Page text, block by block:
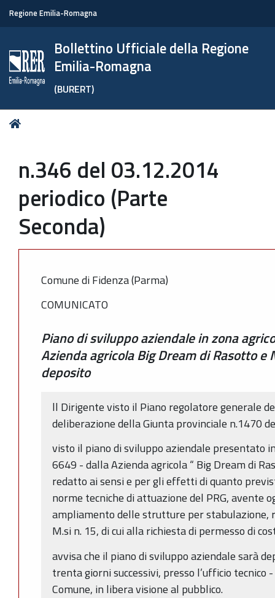
Regione Emilia-Romagna
Bollettino Ufficiale della Regione
Emilia-Romagna
(BURERT)
Tu
n.346 del 03.12.2014
periodico (Parte
Seconda)
Comune di Fidenza (Parma)
COMUNICATO
Piano di sviluppo aziendale in zona
Azienda agricola Big Dream di Rasotto e
deposito
ll Dirigente visto il Piano regolatore generale
deliberazione della Giunta provinciale n.1470
visto il piano di sviluppo aziendale presentato
6649 - dalla Azienda agricola “ Big Dream di
redatto ai sensi e per gli effetti di quanto
norme tecniche di attuazione del PRG, avente
ampliamento delle strutture per stabulazione,
M.si n. 15, di cui alla richiesta di permesso di
avvisa che il piano di sviluppo aziendale sarà
trenta giorni successivi, presso l’ufficio
Comune, in libera visione al pubblico.